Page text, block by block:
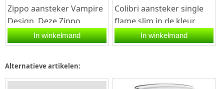
Zippo aansteker Vampire
Design. Deze Zippo
aansteker heeft een mat
witte afwerking met aan
In winkelmand
Colibri aansteker single
flame slim in de kleur
navy-goud. Deze Colibri
aansteker heeft een...
In winkelmand
Alternatieve artikelen: